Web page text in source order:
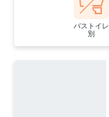
バストイレ
別